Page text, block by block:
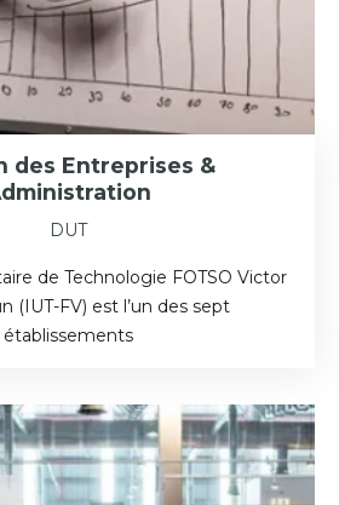
des Entreprises &
DUT
de Technologie FOTSO Victor
(IUT-FV) est l’un des sept
établissements